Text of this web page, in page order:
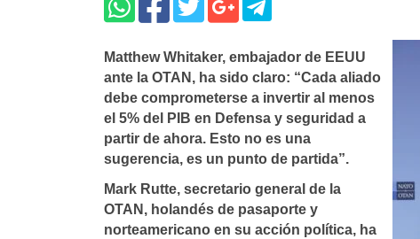
Matthew Whitaker, embajador de EEUU
ante la OTAN, ha sido claro: “Cada aliado
debe comprometerse a invertir al menos
el 5% del PIB en Defensa y seguridad a
partir de ahora. Esto no es una
sugerencia, es un punto de partida”.
Mark Rutte, secretario general de la
OTAN, holandés de pasaporte y
norteamericano en su acción política, ha